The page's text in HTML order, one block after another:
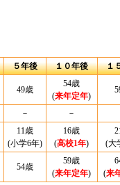
５年後 １０年後
１
49歳
54歳
(来年定年)
－ －
11歳
(小学6年)
16歳
(高校1年)
(大
54歳
59歳
(来年定年)
(来